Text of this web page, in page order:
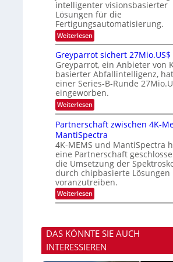
l
b
j
a
h
i
n
d
e
r
A
C
H
-
I
n
d
u
s
t
r
i
e
z
u
r
s
v
o
n
P
h
o
t
o
n
i
c
s
H
u
b
intelligenter visionsbasierter
Lösungen für die
Fertigungsautomatisierung.
Weiterlesen:
M
t
s
u
b
i
s
h
i
E
l
e
c
t
r
i
c
u
n
d
n
y
s
t
Greyparrot sichert 27Mio.US$
Greyparrot, ein Anbieter von
basierter Abfallintelligenz,
einer Series-B-Runde
eingeworben.
Weiterlesen:
G
r
e
y
p
a
r
r
o
t
s
i
e
r
t
2
7
Partnerschaft zwischen 4K-
MantiSpectra
4K-MEMS und MantiSpectra
eine Partnerschaft
die Umsetzung der
durch chipbasierte Lösungen
voranzutreiben.
Weiterlesen:
P
t
n
e
r
DAS KÖNNTE SIE AUCH
INTERESSIEREN